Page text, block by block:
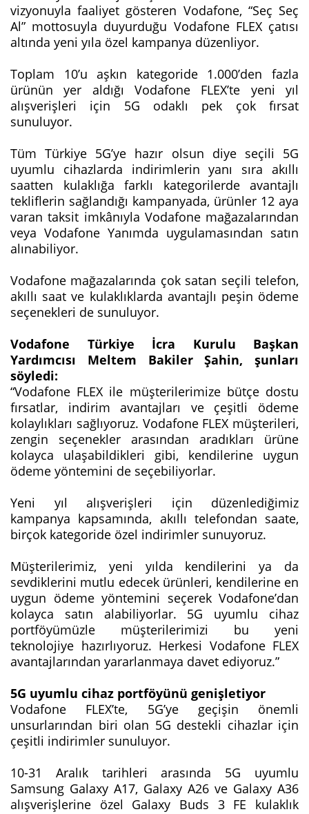
vizyonuyla faaliyet gösteren Vodafone, “Seç Seç
Al” mottosuyla duyurduğu Vodafone FLEX çatısı
altında yeni yıla özel kampanya düzenliyor.
Toplam 10’u aşkın kategoride 1.000’den fazla
ürünün yer aldığı Vodafone FLEX’te yeni yıl
alışverişleri için 5G odaklı pek çok fırsat
sunuluyor.
Tüm Türkiye 5G’ye hazır olsun diye seçili 5G
uyumlu cihazlarda indirimlerin yanı sıra akıllı
saatten kulaklığa farklı kategorilerde avantajlı
tekliflerin sağlandığı kampanyada, ürünler 12 aya
varan taksit imkânıyla Vodafone mağazalarından
veya Vodafone Yanımda uygulamasından satın
alınabiliyor.
Vodafone mağazalarında çok satan seçili telefon,
akıllı saat ve kulaklıklarda avantajlı peşin ödeme
seçenekleri de sunuluyor.
Vodafone Türkiye İcra Kurulu Başkan
Yardımcısı Meltem Bakiler Şahin, şunları
söyledi:
“Vodafone FLEX ile müşterilerimize bütçe dostu
fırsatlar, indirim avantajları ve çeşitli ödeme
kolaylıkları sağlıyoruz. Vodafone FLEX müşterileri,
zengin seçenekler arasından aradıkları ürüne
kolayca ulaşabildikleri gibi, kendilerine uygun
ödeme yöntemini de seçebiliyorlar.
Yeni yıl alışverişleri için düzenlediğimiz
kampanya kapsamında, akıllı telefondan saate,
birçok kategoride özel indirimler sunuyoruz.
Müşterilerimiz, yeni yılda kendilerini ya da
sevdiklerini mutlu edecek ürünleri, kendilerine en
uygun ödeme yöntemini seçerek Vodafone’dan
kolayca satın alabiliyorlar. 5G uyumlu cihaz
portföyümüzle müşterilerimizi bu yeni
teknolojiye hazırlıyoruz. Herkesi Vodafone FLEX
avantajlarından yararlanmaya davet ediyoruz.”
5G uyumlu cihaz portföyünü genişletiyor
Vodafone FLEX’te, 5G’ye geçişin önemli
unsurlarından biri olan 5G destekli cihazlar için
çeşitli indirimler sunuluyor.
10-31 Aralık tarihleri arasında 5G uyumlu
Samsung Galaxy A17, Galaxy A26 ve Galaxy A36
alışverişlerine özel Galaxy Buds 3 FE kulaklık